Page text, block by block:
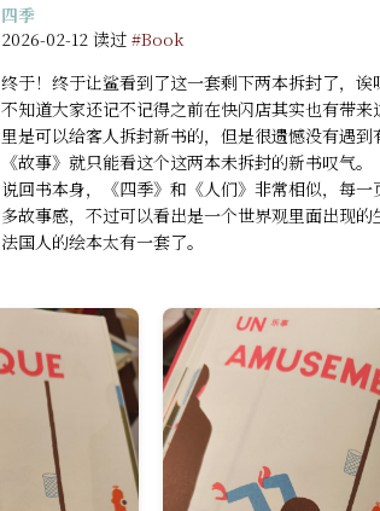
四季
2026-02-12 读过 #Book
终于！终于让鲨看到了这一套剩下两本拆封了，诶
不知道大家还记不记得之前在快闪店其实也有带
里是可以给客人拆封新书的，但是很遗憾没有遇
《故事》就只能看这个这两本未拆封的新书叹气。
说回书本身，《四季》和《人们》非常相似，每
多故事感，不过可以看出是一个世界观里面出现的
法国人的绘本太有一套了。